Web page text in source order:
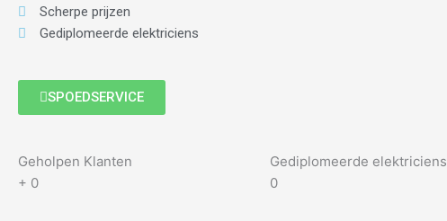
Scherpe prijzen
Gediplomeerde elektriciens
SPOEDSERVICE
Geholpen Klanten
+ 0
Gediplomeerde elektriciens
0